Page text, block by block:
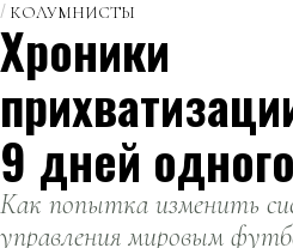
КОЛУМНИСТЫ
Хроники
9 дней
Как попытка изменить
управления мировым